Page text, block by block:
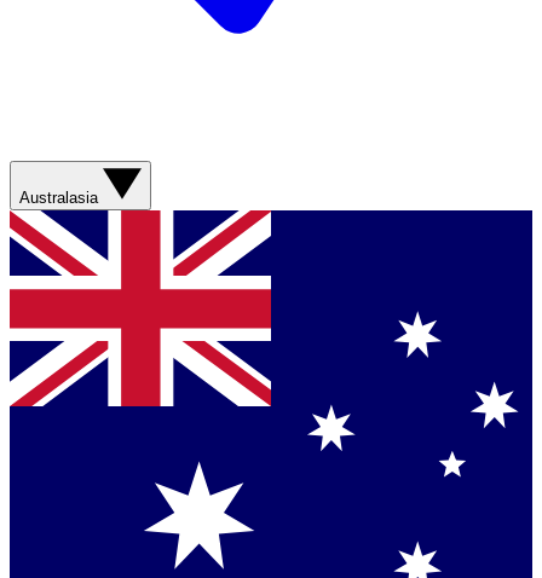
Australasia